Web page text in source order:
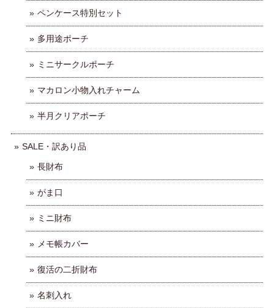
ペンケース特別セット
多用途ポーチ
ミニサークルポーチ
マカロン小物入れチャーム
半月クリアポーチ
SALE・訳あり品
長財布
がま口
ミニ財布
メモ帳カバー
復活の二折財布
名刺入れ